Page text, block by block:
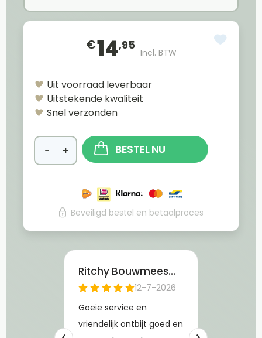
€14,95
Incl. BTW
Uit voorraad leverbaar
Uitstekende kwaliteit
Snel verzonden
− + BESTEL NU
Beveiligd bestel en betaalproces